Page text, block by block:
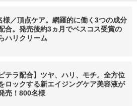
様／頂点ケア。網羅的に働く3つの成分
合。発売後約3ヵ月でベスコス受賞の
ハリクリーム
テラ配合】ツヤ、ハリ、モチ。全方位
ロックする新エイジングケア美容液が
売！800名様